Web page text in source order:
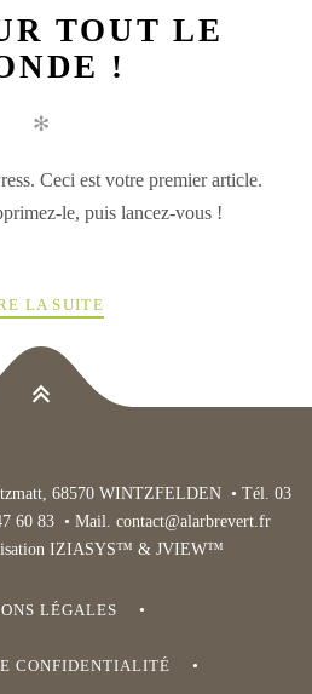
TOUT LE
!
✻
Ceci est votre premier article.
le, puis lancez-vous !
LA SUITE
68570 WINTZFELDEN • Tél. 03
60 83 • Mail. contact@alarbrevert.fr
IZIASYS™ & JVIEW™
LÉGALES
CONFIDENTIALITÉ